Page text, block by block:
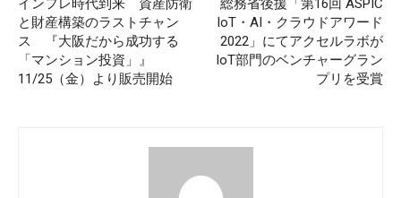
インフレ時代到来 資産防衛
と財産構築のラストチャン
ス 『大阪だから成功する
「マンション投資」』
11/25（金）より販売開始
総務省後援「第16回 ASPIC
IoT・AI・クラウドアワード
2022」にてアクセルラボが
IoT部門のベンチャーグラン
プリを受賞